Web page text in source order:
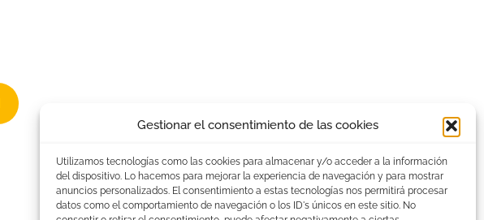
Gestionar el consentimiento de las cookies
Utilizamos tecnologías como las cookies para almacenar y/o acceder a la información
del dispositivo. Lo hacemos para mejorar la experiencia de navegación y para mostrar
anuncios personalizados. El consentimiento a estas tecnologías nos permitirá procesar
datos como el comportamiento de navegación o los ID's únicos en este sitio. No